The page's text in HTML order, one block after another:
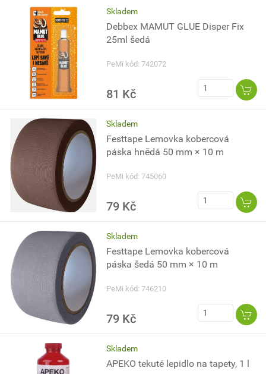
Skladem
Debbex MAMUT GLUE Disper Fix
25ml šedá
PeMi kód: 742072
81 Kč
Skladem
Festtape Lemovka kobercová
páska hnědá 50 mm × 10 m
PeMi kód: 745060
79 Kč
Skladem
Festtape Lemovka kobercová
páska šedá 50 mm × 10 m
PeMi kód: 746210
79 Kč
Skladem
APEKO tekuté lepidlo na tapety, 1 l